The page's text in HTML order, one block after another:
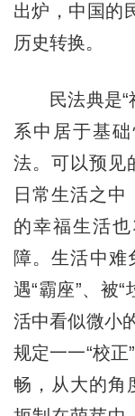
出炉，中国的
历史转换。
民法典是“
系中居于基
法。可以预见
日常生活之中
的幸福生活
障。生活中难
遇“霸座”、被
活中看似微小
规定一一“校
畅，从大的角